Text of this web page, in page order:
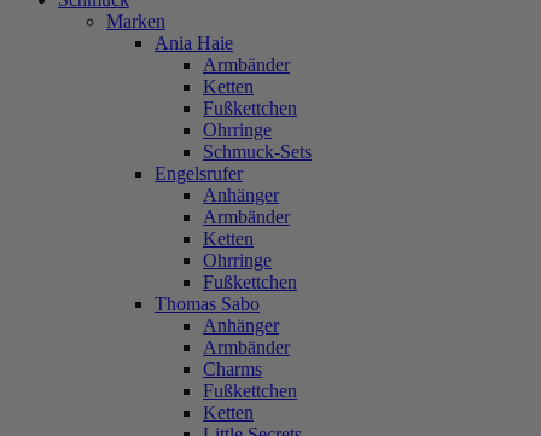
Marken
Ania Haie
Armbänder
Ketten
Fußkettchen
Ohrringe
Schmuck-Sets
Engelsrufer
Anhänger
Armbänder
Ketten
Ohrringe
Fußkettchen
Thomas Sabo
Anhänger
Armbänder
Charms
Fußkettchen
Ketten